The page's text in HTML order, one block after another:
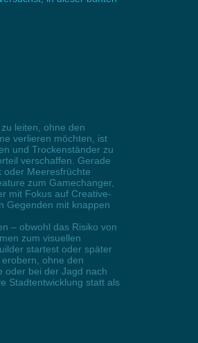
leiten, ohne den
verlieren möchten, ist
und Trockenständer zu
verschaffen. Gerade
oder Meeresfrüchte
zum Gamechanger,
mit Fokus auf Creative-
Gegenden mit knappen
– obwohl das Risiko von
zum visuellen
startest oder später
ohne den
oder bei der Jagd nach
Stadtentwicklung statt als